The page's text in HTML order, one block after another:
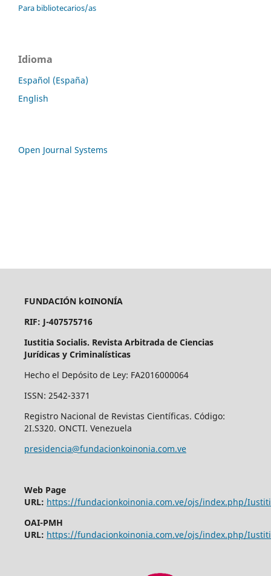
Para bibliotecarios/as
Idioma
Español (España)
English
Open Journal Systems
FUNDACIÓN kOINONÍA
RIF: J-407575716
Iustitia Socialis. Revista Arbitrada de Ciencias
Jurídicas y Criminalísticas
Hecho el Depósito de Ley: FA2016000064
ISSN: 2542-3371
Registro Nacional de Revistas Científicas. Código:
2I.S320. ONCTI. Venezuela
presidencia@fundacionkoinonia.com.ve
Web Page
URL: https://fundacionkoinonia.com.ve/ojs/index.php/
OAI-PMH
URL: https://fundacionkoinonia.com.ve/ojs/index.php/